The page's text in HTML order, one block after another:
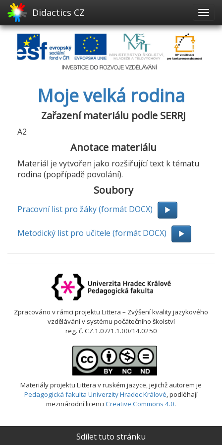
Didactics CZ
Moje velká rodina
Zařazení materiálu podle SERRJ
A2
Anotace materiálu
Materiál je vytvořen jako rozšiřující text k tématu
rodina (popřípadě povolání).
Soubory
Pracovní list pro žáky (formát DOCX)
Metodický list pro učitele (formát DOCX)
Zpracováno v rámci projektu Littera – Zvýšení kvality jazykového
vzdělávání v systému počátečního školství
reg. č. CZ.1.07/1.1.00/14.0250
Materiály projektu Littera v ruském jazyce, jejichž autorem je
Pedagogická fakulta Univerzity Hradec Králové, podléhají
mezinárodní licenci Creative Commons 4.0.
Sdílet tuto stránku